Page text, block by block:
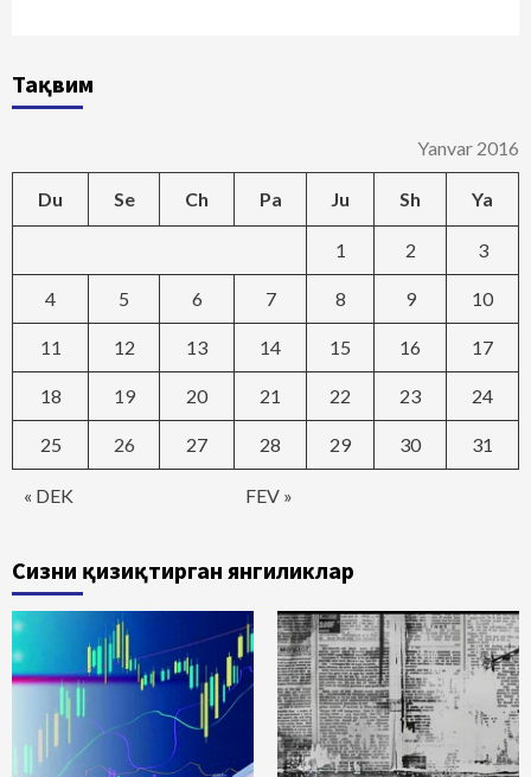
Тақвим
Yanvar 2016
Du Se Ch Pa Ju Sh Ya
« DEK FEV »
1 2 3
4 5 6 7 8 9 10
11 12 13 14 15 16 17
18 19 20 21 22 23 24
25 26 27 28 29 30 31
Сизни қизиқтирган янгиликлар